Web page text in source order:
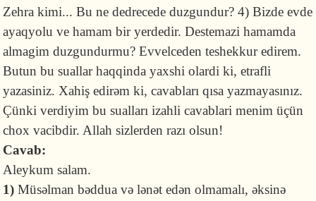
Zehra kimi... Bu ne dedrecede duzgundur? 4) Bizde evde
ayaqyolu ve hamam bir yerdedir. Destemazi hamamda
almagim duzgundurmu? Evvelceden teshekkur edirem.
Butun bu suallar haqqinda yaxshi olardi ki, etrafli
yazasiniz. Xahiş edirəm ki, cavabları qısa yazmayasınız.
Çünki verdiyim bu sualları izahli cavablari menim üçün
chox vacibdir. Allah sizlerden razı olsun!
Cavab:
Aleykum salam.
1) Müsəlman bəddua və lənət edən olmamalı, əksinə